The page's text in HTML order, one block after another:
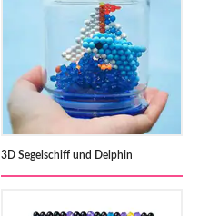
3D Segelschiff und Delphin